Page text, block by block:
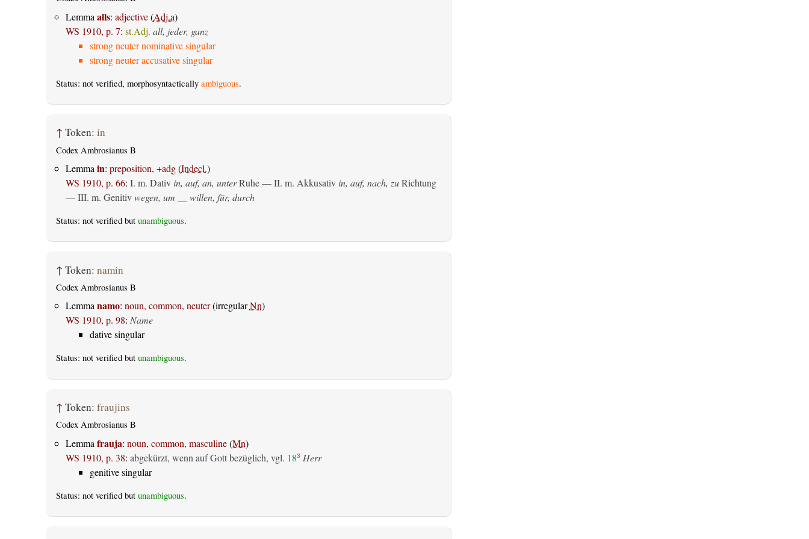
Lemma alls: adjective(Adj.a)
WS 1910, p. 7: st.Adj. all, jeder, ganz
strong neuter nominative singular
strong neuter accusative singular
Status: not verified, morphosyntactically ambiguous.
↑ Token: in
Codex Ambrosianus B
Lemma in: preposition, +adg(Indecl.)
WS 1910, p. 66: I. m. Dativ in, auf, an, unterRuhe — II. m. Akkusativ in, auf, nach, zuRichtung
— III. m. Genitiv wegen, um __ willen, für, durch
Status: not verified but unambiguous.
↑ Token: namin
Codex Ambrosianus B
Lemmanamo: noun, common, neuter(irregularNn)
WS 1910, p. 98: Name
dative singular
Status: not verified but unambiguous.
↑ Token: fraujins
Codex Ambrosianus B
Lemma frauja: noun, common, masculine(Mn)
WS 1910, p. 38: abgekürzt, wenn auf Gott bezüglich, vgl. 183 Herr
genitive singular
Status: not verified but unambiguous.